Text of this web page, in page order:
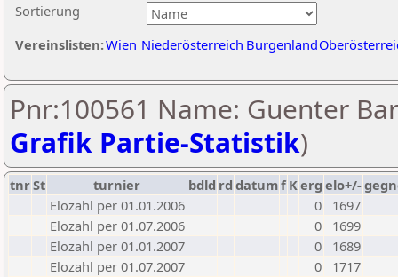
Sortierung
Vereinslisten:Wien Niederösterreich Burgenland
Pnr:100561 Name: Guenter
Grafik Partie-Statistik)
tnrSt turnier bdld rd datumf Kerg elo+/-
Elozahl per 01.01.2006
0
1697
Elozahl per 01.07.2006
0
1699
Elozahl per 01.01.2007
0
1689
Elozahl per 01.07.2007
0
1717